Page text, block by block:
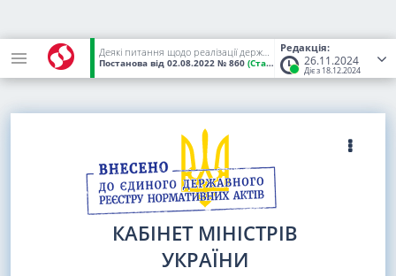
Редакція:
26.11.2024
Діє з 18.12.2024
Деякі питання щодо реалізації державної політики у сфері використання ядерної енергії та радіаційної безпеки
Постанова від 02.08.2022 № 860 (Статус: Чинний)
КАБІНЕТ МІНІСТРІВ
УКРАЇНИ